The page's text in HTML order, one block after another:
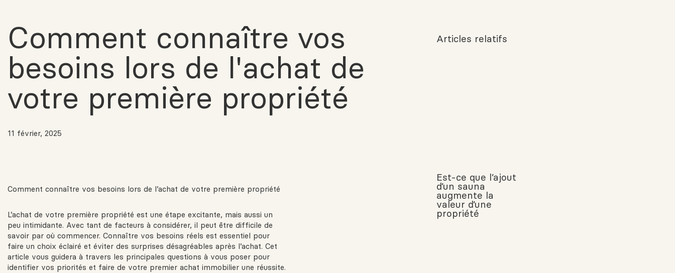
Comment connaître vos
besoins lors de l'achat de
votre première propriété
11 février, 2025
Comment connaître vos besoins lors de l’achat de votre première propriété
L’achat de votre première propriété est une étape excitante, mais aussi un
peu intimidante. Avec tant de facteurs à considérer, il peut être difficile de
savoir par où commencer. Connaître vos besoins réels est essentiel pour
faire un choix éclairé et éviter des surprises désagréables après l’achat. Cet
article vous guidera à travers les principales questions à vous poser pour
identifier vos priorités et faire de votre premier achat immobilier une réussite.
Articles relatifs
Est-ce que l’ajout
d’un sauna
augmente la
valeur d’une
propriété